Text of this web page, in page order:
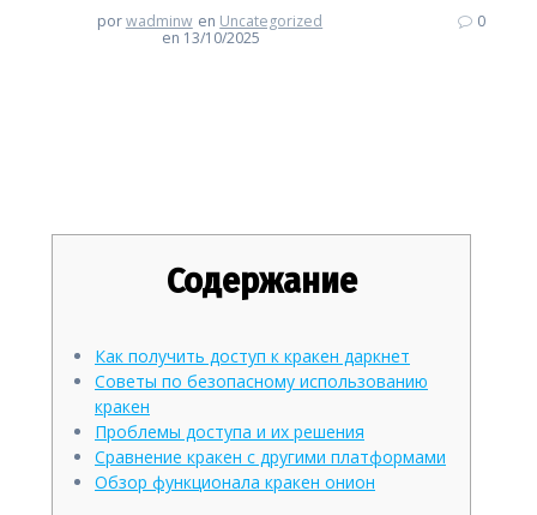
porwadminw en Uncategorized
en 13/10/2025
0
Содержание
Как получить доступ к кракен даркнет
Советы по безопасному использованию
кракен
Проблемы доступа и их решения
Сравнение кракен с другими платформами
Обзор функционала кракен онион